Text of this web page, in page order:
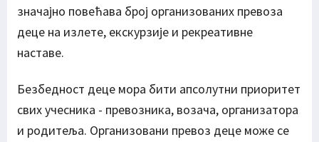
значајно повећава број организованих превоза
деце на излете, екскурзије и рекреативне
наставе.
Безбедност деце мора бити апсолутни приоритет
свих учесника - превозника, возача, организатора
и родитеља. Организовани превоз деце може се